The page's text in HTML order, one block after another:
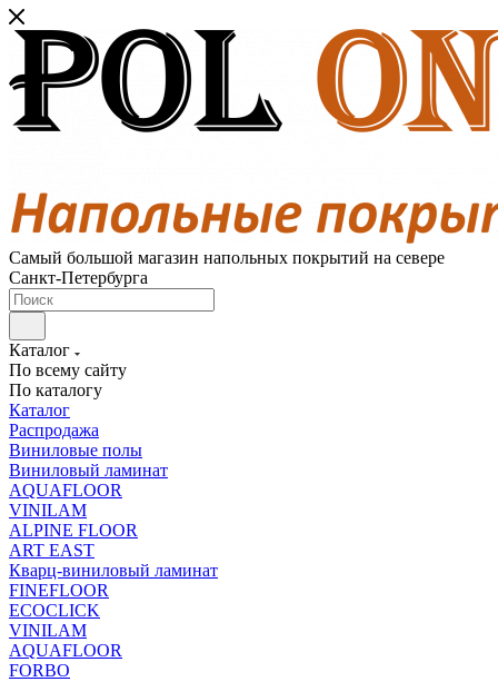
Самый большой магазин напольных покрытий на севере
Санкт-Петербурга
Каталог
По всему сайту
По каталогу
Каталог
Распродажа
Виниловые полы
Виниловый ламинат
AQUAFLOOR
VINILAM
ALPINE FLOOR
ART EAST
Кварц-виниловый ламинат
FINEFLOOR
ECOCLICK
VINILAM
AQUAFLOOR
FORBO